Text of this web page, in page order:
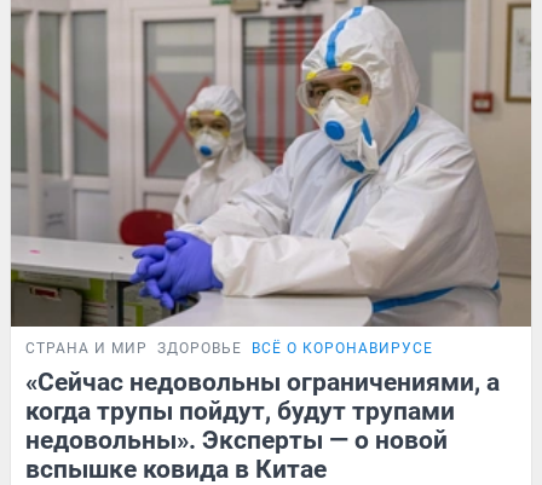
СТРАНА И МИР ЗДОРОВЬЕ ВСЁ О КОРОНАВИРУСЕ
«Сейчас недовольны ограничениями, а
когда трупы пойдут, будут трупами
недовольны». Эксперты — о новой
вспышке ковида в Китае